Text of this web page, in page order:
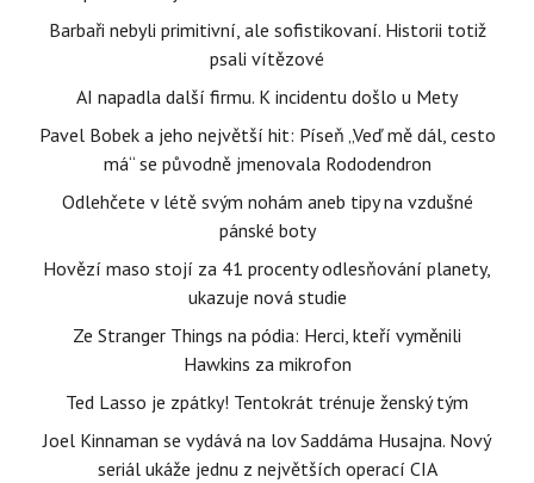
Barbaři nebyli primitivní, ale sofistikovaní. Historii totiž
psali vítězové
AI napadla další firmu. K incidentu došlo u Mety
Pavel Bobek a jeho největší hit: Píseň „Veď mě dál, cesto
má“ se původně jmenovala Rododendron
Odlehčete v létě svým nohám aneb tipy na vzdušné
pánské boty
Hovězí maso stojí za 41 procenty odlesňování planety,
ukazuje nová studie
Ze Stranger Things na pódia: Herci, kteří vyměnili
Hawkins za mikrofon
Ted Lasso je zpátky! Tentokrát trénuje ženský tým
Joel Kinnaman se vydává na lov Saddáma Husajna. Nový
seriál ukáže jednu z největších operací CIA